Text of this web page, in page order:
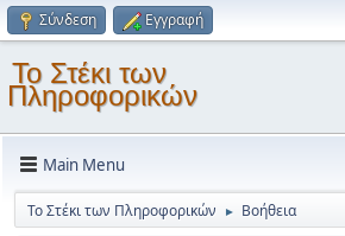
Σύνδεση Εγγραφή
Το Στέκι των
Πληροφορικών
Main Menu
Το Στέκι των Πληροφορικών ► Βοήθεια